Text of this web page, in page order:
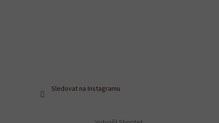
Sledovat na Instagramu